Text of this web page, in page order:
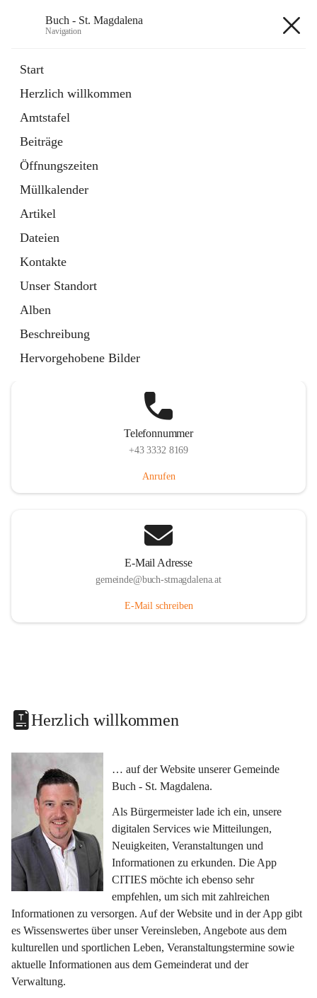
Buch - St. Magdalena
Navigation
Start
Herzlich willkommen
Amtstafel
Beiträge
Öffnungszeiten
Müllkalender
Artikel
Dateien
Kontakte
Unser Standort
Alben
Beschreibung
Hervorgehobene Bilder
11 Schnellzugriffe
Bürgerservice
10 Schnellzugriffe
Telefonnummer
+43 3332 8169
Anrufen
E-Mail Adresse
gemeinde@buch-stmagdalena.at
E-Mail schreiben
Herzlich willkommen
… auf der Website unserer Gemeinde
Buch - St. Magdalena.
Als Bürgermeister lade ich ein, unsere
digitalen Services wie Mitteilungen,
Neuigkeiten, Veranstaltungen und
Informationen zu erkunden. Die App
CITIES möchte ich ebenso sehr
empfehlen, um sich mit zahlreichen
Informationen zu versorgen. Auf der Website und in der App gibt
es Wissenswertes über unser Vereinsleben, Angebote aus dem
kulturellen und sportlichen Leben, Veranstaltungstermine sowie
aktuelle Informationen aus dem Gemeinderat und der
Verwaltung.